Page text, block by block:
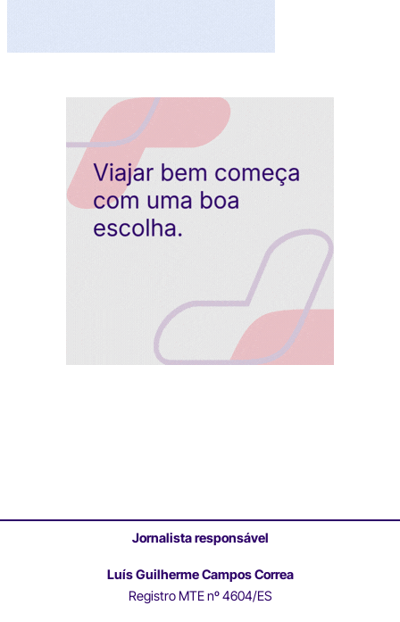
Jornalista responsável
Luís Guilherme Campos Correa
Registro MTE nº 4604/ES